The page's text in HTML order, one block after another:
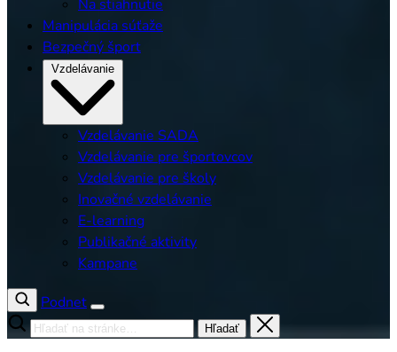
Na stiahnutie
Manipulácia súťaže
Bezpečný šport
Vzdelávanie
Vzdelávanie SADA
Vzdelávanie pre športovcov
Vzdelávanie pre školy
Inovačné vzdelávanie
E-learning
Publikačné aktivity
Kampane
Podnet
Hľadať